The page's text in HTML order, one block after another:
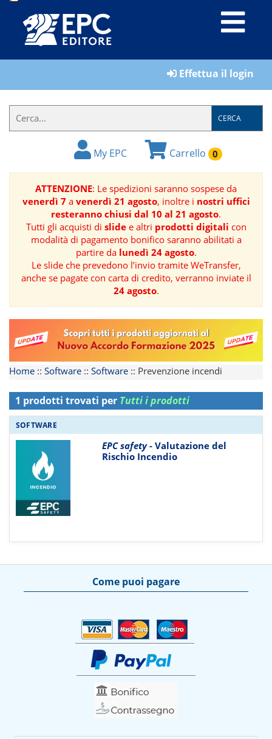
LIBRI
IL
FORMATORE
BOOK
RIVISTE
MANUALISTICA
SOFTWARE
TEMATICHE
Effettua il login
CERCA
My EPC Carrello 0
ATTENZIONE: Le spedizioni saranno sospese da
venerdì 7a venerdì 21 agosto, inoltre i nostri uffici
resteranno chiusi dal 10 al 21 agosto.
Tutti gli acquisti di slidee altri prodotti digitali con
modalità di pagamento bonifico saranno abilitati a
partire da lunedì 24 agosto.
Le slide che prevedono l’invio tramite WeTransfer,
anche se pagate con carta di credito, verranno inviate il
24 agosto.
Home :: Software :: Software :: Prevenzione incendi
1 prodotti trovati per Tutti i prodotti
SOFTWARE
EPC safety- Valutazione del
Rischio Incendio
Come puoi pagare